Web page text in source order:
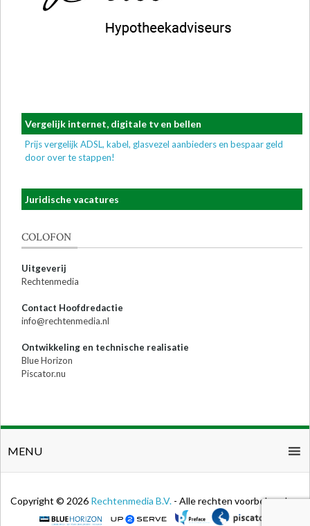
Vergelijk internet, digitale tv en bellen
Prijs vergelijk ADSL, kabel, glasvezel aanbieders en bespaar geld
door over te stappen!
Juridische vacatures
COLOFON
Uitgeverij
Rechtenmedia
Contact Hoofdredactie
info@rechtenmedia.nl
Ontwikkeling en technische realisatie
Blue Horizon
Piscator.nu
MENU
Copyright © 2026 Rechtenmedia B.V. - Alle rechten voorbehouden.